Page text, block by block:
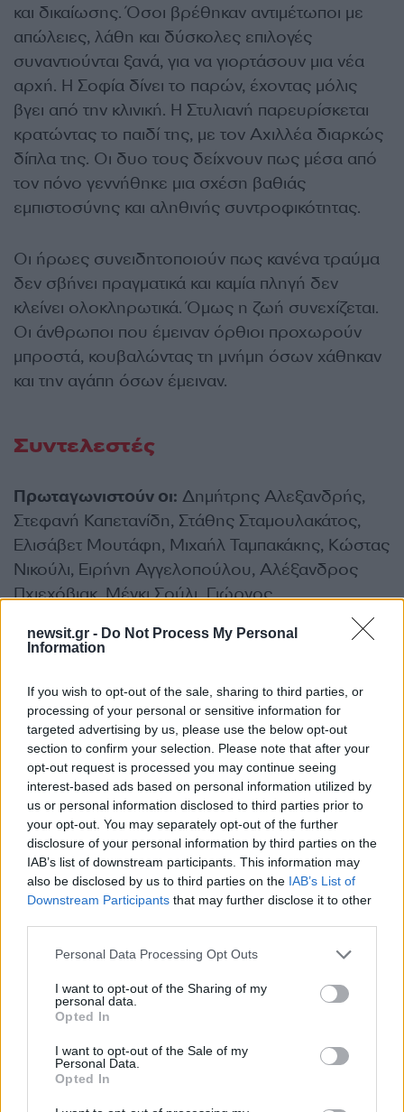
newsit.gr - Do Not Process My Personal
Information
If you wish to opt-out of the sale, sharing to third parties, or
processing of your personal or sensitive information for
targeted advertising by us, please use the below opt-out
section to confirm your selection. Please note that after your
opt-out request is processed you may continue seeing
interest-based ads based on personal information utilized by
us or personal information disclosed to third parties prior to
your opt-out. You may separately opt-out of the further
disclosure of your personal information by third parties on the
IAB’s list of downstream participants. This information may
also be disclosed by us to third parties on the IAB’s List of
Downstream Participants that may further disclose it to other
Please note that this website/app uses one or more Google
not limited to your visit or usage behaviour. You may click to
grant or deny consent to Google and its third-party tags to
use your data for below specified purposes in below Google
consent section.
Personal Data Processing Opt Outs
I want to opt-out of the Sharing of my
personal data.
Opted In
I want to opt-out of the Sale of my
Personal Data.
Opted In
και δικαίωσης. Όσοι βρέθηκαν αντιμέτωποι με
απώλειες, λάθη και δύσκολες επιλογές
συναντιούνται ξανά, για να γιορτάσουν μια νέα
αρχή. Η Σοφία δίνει το παρών, έχοντας μόλις
βγει από την κλινική. Η Στυλιανή παρευρίσκεται
κρατώντας το παιδί της, με τον Αχιλλέα διαρκώς
δίπλα της. Οι δυο τους δείχνουν πως μέσα από
τον πόνο γεννήθηκε μια σχέση βαθιάς
εμπιστοσύνης και αληθινής συντροφικότητας.
Οι ήρωες συνειδητοποιούν πως κανένα τραύμα
δεν σβήνει πραγματικά και καμία πληγή δεν
κλείνει ολοκληρωτικά. Όμως η ζωή συνεχίζεται.
Οι άνθρωποι που έμειναν όρθιοι προχωρούν
μπροστά, κουβαλώντας τη μνήμη όσων χάθηκαν
και την αγάπη όσων έμειναν.
Συντελεστές
Πρωταγωνιστούν οι: Δημήτρης Αλεξανδρής,
Στεφανή Καπετανίδη, Στάθης Σταμουλακάτος,
Ελισάβετ Μουτάφη, Μιχαήλ Ταμπακάκης, Κώστας
Νικούλι, Ειρήνη Αγγελοπούλου, Αλέξανδρος
Πχιεχόβιακ, Μέγκι Σούλι, Γιώργος
Τριανταφυλλίδης, Αντριάνα Ανδρέοβιτς, Αλίνα
Κωτσοβούλου, Ειρήνη Τσέλλου, Μαρίλια
Στον ρόλο της Νικαίτης ηΜάνια
Παπαδημητρίου.
Το σενάριο υπογράφει ηΛίλιαν Λαζάνηκαι τη
σκηνοθεσία ο Γιώργος Παπαβασιλείου.
Παραγωγή:Pedio Productions
ΔΙΑΦΗΜΙΣΗ